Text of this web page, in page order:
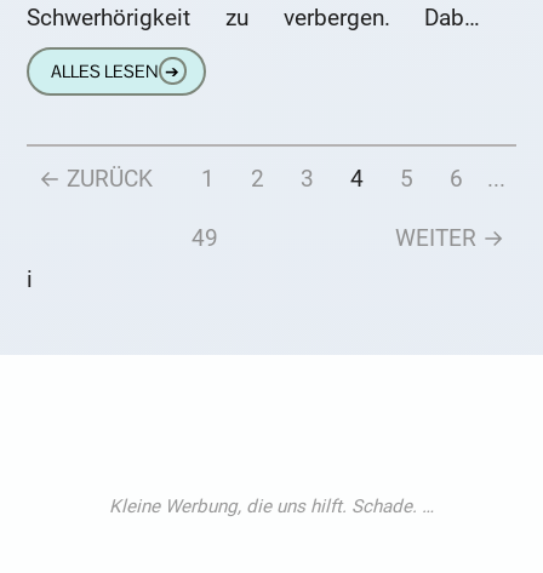
Schwerhörigkeit zu verbergen. Dabei
könnten moderne Hörgeräte den Alltag
enorm erleichtern und
ALLES LESEN ➔
← ZURÜCK 1 2 3 4 5 6 ...
49
WEITER →
i